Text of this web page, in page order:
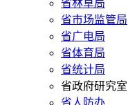
省林草局
省市场监管局
省广电局
省体育局
省统计局
省政府研究室
省人防办